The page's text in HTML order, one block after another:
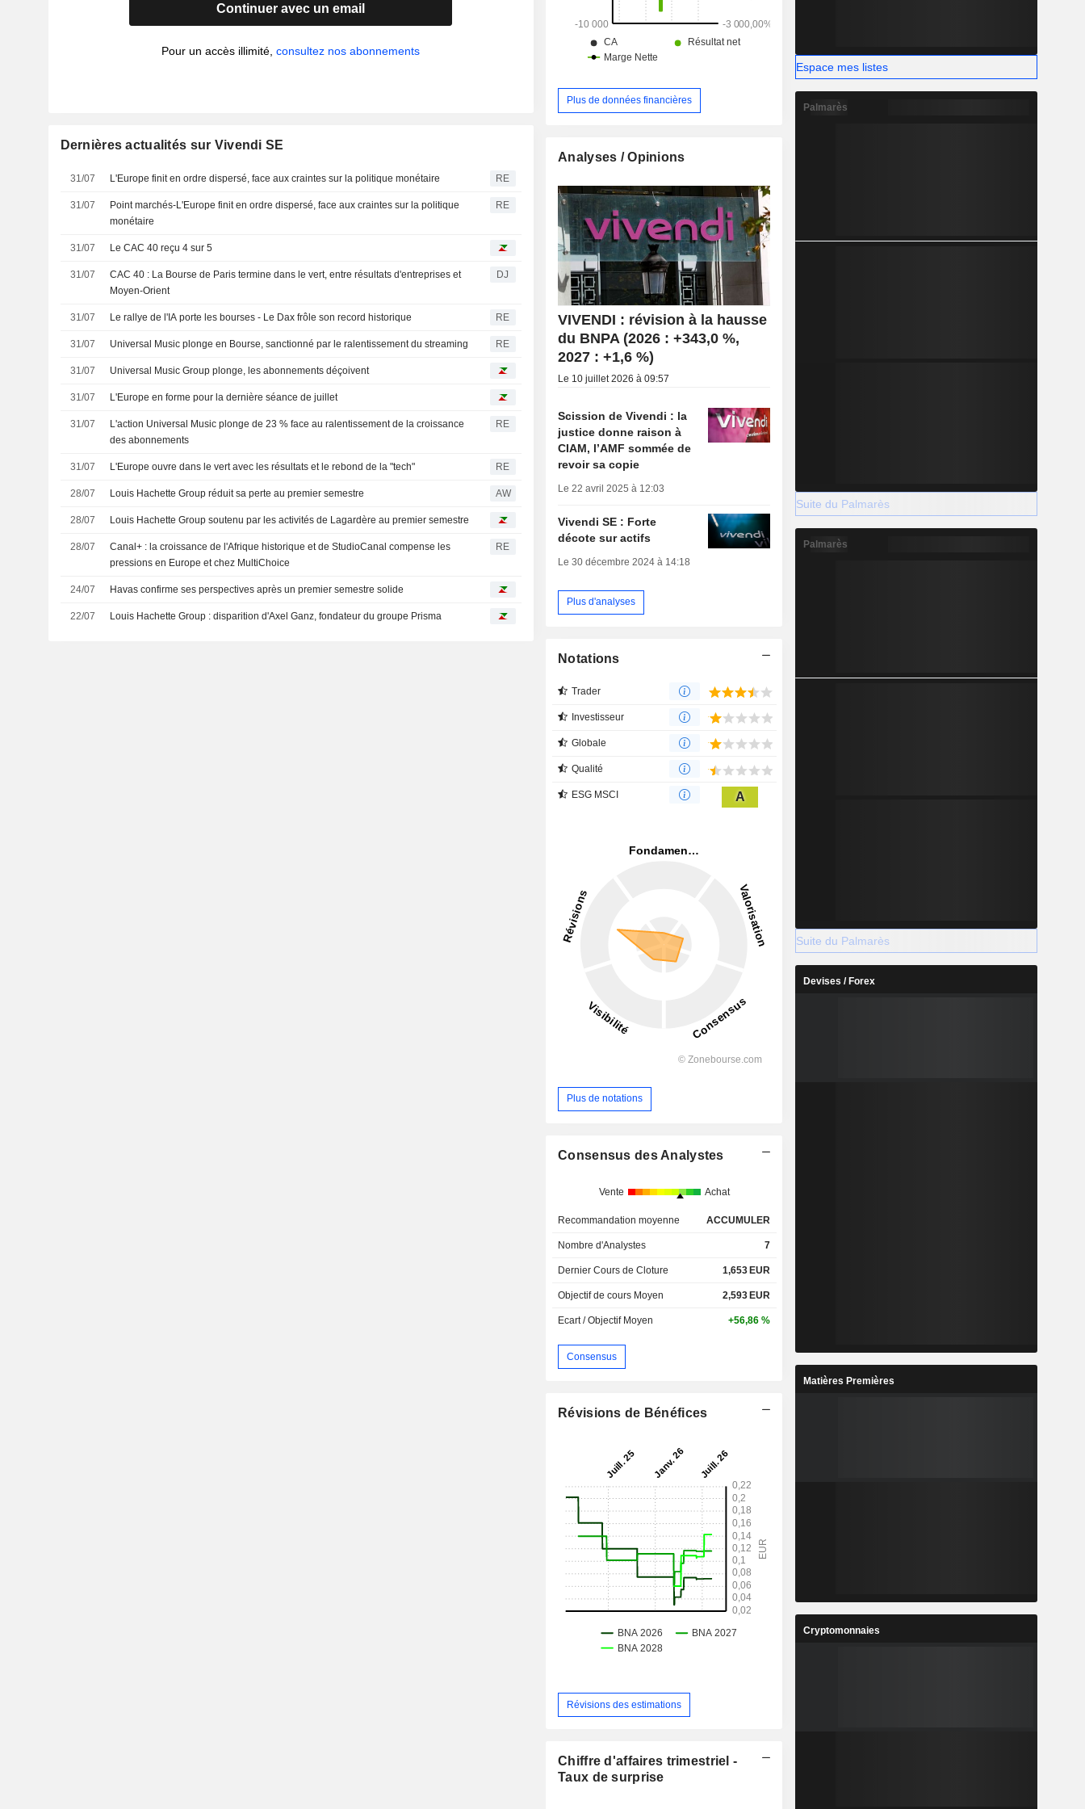
Continuer avec un email
Pour un accès illimité,consultez nos abonnements
Dernières actualités sur Vivendi SE
31/07 L'Europe finit en ordre dispersé, face aux craintes sur la politique monétaire RE
31/07
Point marchés-L'Europe finit en ordre dispersé, face aux craintes sur la politique
monétaire
RE
31/07 Le CAC 40 reçu 4 sur 5
31/07
CAC 40 : La Bourse de Paris termine dans le vert, entre résultats d'entreprises et
Moyen-Orient
DJ
31/07 Le rallye de l'IA porte les bourses - Le Dax frôle son record historique RE
31/07 Universal Music plonge en Bourse, sanctionné par le ralentissement du streaming RE
31/07 Universal Music Group plonge, les abonnements déçoivent
31/07 L'Europe en forme pour la dernière séance de juillet
31/07
L'action Universal Music plonge de 23 % face au ralentissement de la croissance
des abonnements
RE
31/07 L'Europe ouvre dans le vert avec les résultats et le rebond de la "tech" RE
28/07 Louis Hachette Group réduit sa perte au premier semestre AW
28/07 Louis Hachette Group soutenu par les activités de Lagardère au premier semestre
28/07
Canal+ : la croissance de l'Afrique historique et de StudioCanal compense les
pressions en Europe et chez MultiChoice
RE
24/07 Havas confirme ses perspectives après un premier semestre solide
22/07 Louis Hachette Group : disparition d'Axel Ganz, fondateur du groupe Prisma
Plus de données financières
Analyses / Opinions
VIVENDI : révision à la hausse
du BNPA (2026 : +343,0 %,
2027 : +1,6 %)
Le 10 juillet 2026 à 09:57
Scission de Vivendi : la
justice donne raison à
CIAM, l’AMF sommée de
revoir sa copie
Le 22 avril 2025 à 12:03
Vivendi SE : Forte
décote sur actifs
Le 30 décembre 2024 à 14:18
Plus d'analyses
Notations
Trader
Investisseur
Globale
Qualité
ESG MSCI A
Plus de notations
Consensus des Analystes
Vente Achat
Recommandation moyenne ACCUMULER
Nombre d'Analystes 7
Dernier Cours de Cloture 1,653 EUR
Objectif de cours Moyen 2,593 EUR
Ecart / Objectif Moyen +56,86 %
Consensus
Révisions de Bénéfices
Révisions des estimations
Chiffre d'affaires trimestriel -
Taux de surprise
Espace mes listes
Palmarès
Suite du Palmarès
Palmarès
Suite du Palmarès
Devises / Forex
Matières Premières
Cryptomonnaies